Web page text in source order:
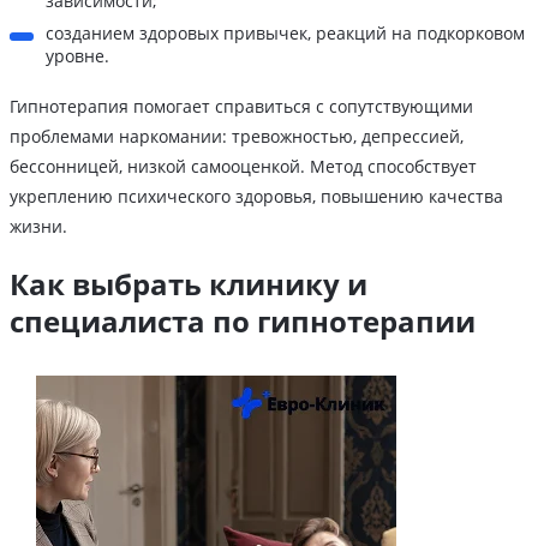
созданием здоровых привычек, реакций на подкорковом
уровне.
Гипнотерапия помогает справиться с сопутствующими
проблемами наркомании: тревожностью, депрессией,
бессонницей, низкой самооценкой. Метод способствует
укреплению психического здоровья, повышению качества
жизни.
Как выбрать клинику и
специалиста по гипнотерапии